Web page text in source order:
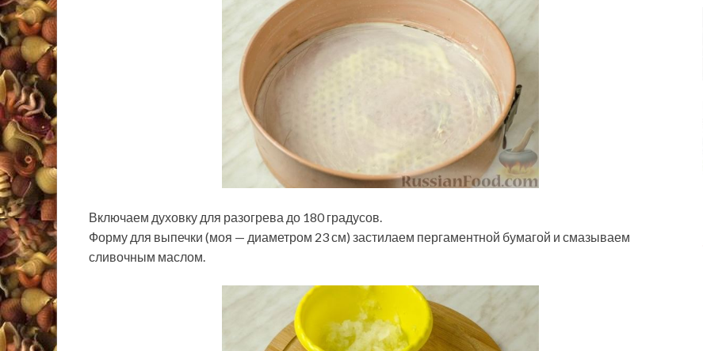
Включаем духовку для разогрева до 180 градусов.
Форму для выпечки (моя — диаметром 23 см) застилаем пергаментной бумагой и смазываем
сливочным маслом.